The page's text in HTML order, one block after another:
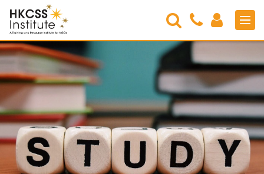
HKCSS
Institute
Search
Contact
Us
Login